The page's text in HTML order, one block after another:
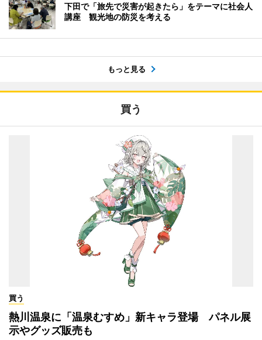
下田で「旅先で災害が起きたら」をテーマに社会人
講座 観光地の防災を考える
もっと見る
買う
買う
熱川温泉に「温泉むすめ」新キャラ登場 パネル展
示やグッズ販売も